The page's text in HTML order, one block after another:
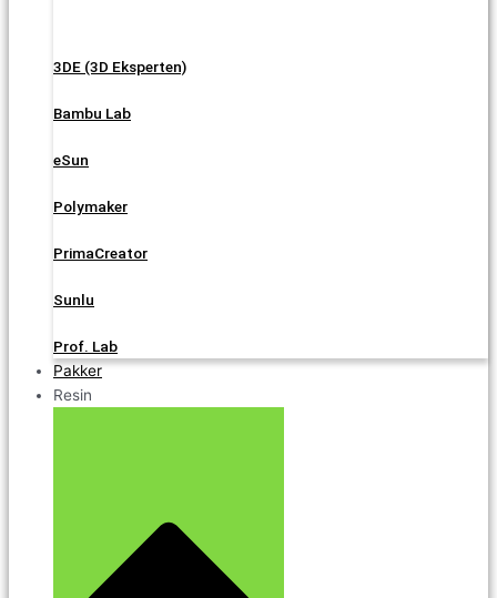
3DE (3D Eksperten)
Bambu Lab
eSun
Polymaker
PrimaCreator
Sunlu
Prof. Lab
Pakker
Resin